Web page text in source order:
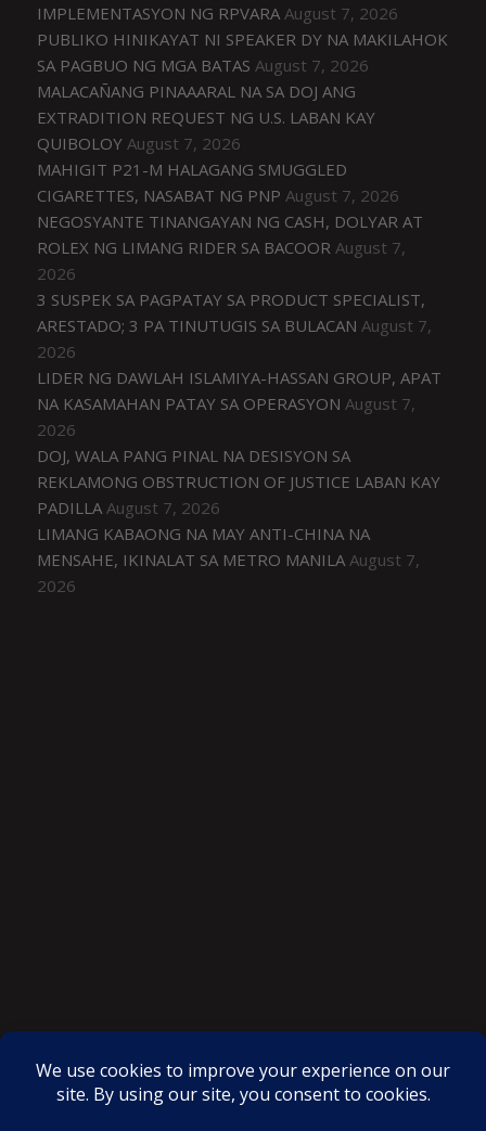
IMPLEMENTASYON NG RPVARA August 7, 2026
PUBLIKO HINIKAYAT NI SPEAKER DY NA MAKILAHOK
SA PAGBUO NG MGA BATAS August 7, 2026
MALACAÑANG PINAAARAL NA SA DOJ ANG
EXTRADITION REQUEST NG U.S. LABAN KAY
QUIBOLOY August 7, 2026
MAHIGIT P21-M HALAGANG SMUGGLED
CIGARETTES, NASABAT NG PNP August 7, 2026
NEGOSYANTE TINANGAYAN NG CASH, DOLYAR AT
ROLEX NG LIMANG RIDER SA BACOOR August 7,
2026
3 SUSPEK SA PAGPATAY SA PRODUCT SPECIALIST,
ARESTADO; 3 PA TINUTUGIS SA BULACAN August 7,
2026
LIDER NG DAWLAH ISLAMIYA-HASSAN GROUP, APAT
NA KASAMAHAN PATAY SA OPERASYON August 7,
2026
DOJ, WALA PANG PINAL NA DESISYON SA
REKLAMONG OBSTRUCTION OF JUSTICE LABAN KAY
PADILLA August 7, 2026
LIMANG KABAONG NA MAY ANTI-CHINA NA
MENSAHE, IKINALAT SA METRO MANILA August 7,
2026